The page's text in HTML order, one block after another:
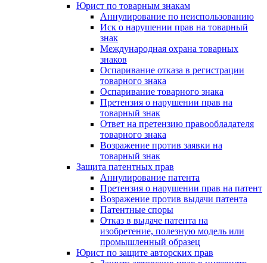
Юрист по товарным знакам
Аннулирование по неиспользованию
Иск о нарушении прав на товарный
знак
Международная охрана товарных
знаков
Оспаривание отказа в регистрации
товарного знака
Оспаривание товарного знака
Претензия о нарушении прав на
товарный знак
Ответ на претензию правообладателя
товарного знака
Возражение против заявки на
товарный знак
Защита патентных прав
Аннулирование патента
Претензия о нарушении прав на патент
Возражение против выдачи патента
Патентные споры
Отказ в выдаче патента на
изобретение, полезную модель или
промышленный образец
Юрист по защите авторских прав